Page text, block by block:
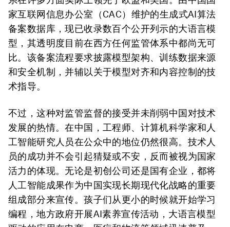
家互联网信息办公室（CAC）维护的生成式AI算法
备案数据库，现已收录数百个公开列示的大语言模
型，其透明度目前在西方任何监管体系中都尚无可
比。该备案流程要求披露模型架构、训练数据来源
和安全机制，并辅以关于模型对齐和内容控制的技
术指导。
不过，这种对监管监督的接受并未削弱中国对技术
发展的热情。在中国，工程师、计算机科学家和人
工智能研究人员在公众中的地位仍然很高。技术人
员的成功并不会引起猜疑或不安，反而被视为国家
活力的体现。无论是初创公司还是国有企业，都将
人工智能成果作为中国实现长期现代化战略的重要
组成部分来宣传。孩子们从更小的时候就开始学习
编程，地方政府开展AI素养宣传活动，大语言模型